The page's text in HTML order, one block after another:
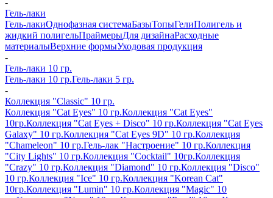
Гель-лаки
Гель-лакиОднофазная системаБазыТопыГелиПолигель и
жидкий полигельПраймерыДля дизайнаРасходные
материалыВерхние формыУходовая продукция
-
Гель-лаки 10 гр.
Гель-лаки 10 гр.Гель-лаки 5 гр.
-
Коллекция "Classic" 10 гр.
Коллекция "Cat Eyes" 10 гр.Коллекция "Cat Eyes"
10гр.Коллекция "Cat Eyes + Disco" 10 гр.Коллекция "Cat Eyes
Galaxy" 10 гр.Коллекция "Cat Eyes 9D" 10 гр.Коллекция
"Chameleon" 10 гр.Гель-лак "Настроение" 10 гр.Коллекция
"City Lights" 10 гр.Коллекция "Cocktail" 10гр.Коллекция
"Crazy" 10 гр.Коллекция "Diamond" 10 гр.Коллекция "Disco"
10 гр.Коллекция "Ice" 10 гр.Коллекция "Korean Cat"
10гр.Коллекция "Lumin" 10 гр.Коллекция "Magic" 10